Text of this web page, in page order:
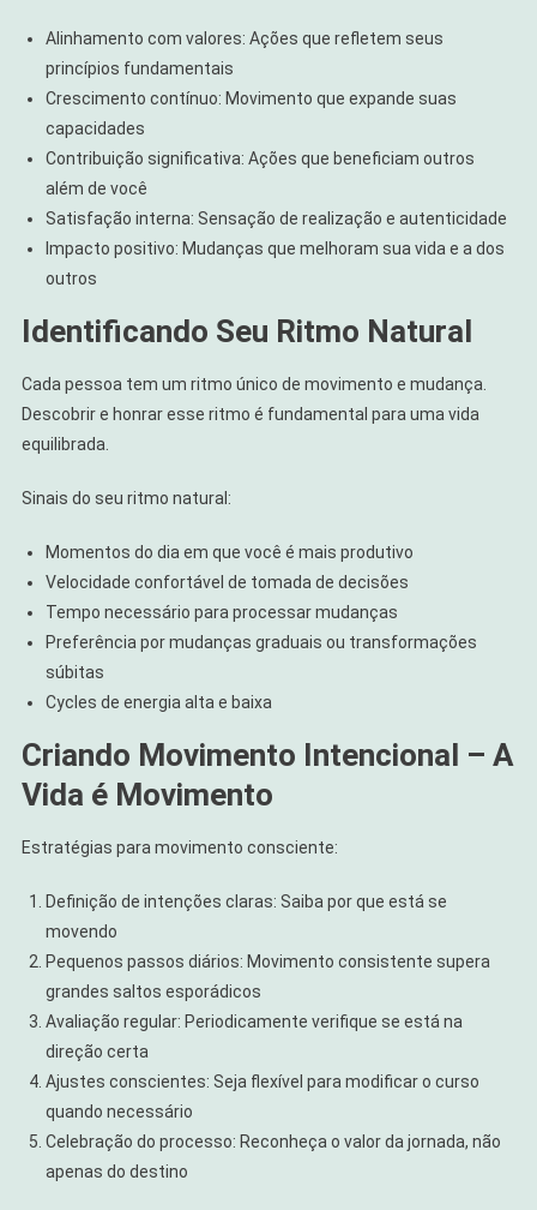
Alinhamento com valores: Ações que refletem seus
princípios fundamentais
Crescimento contínuo: Movimento que expande suas
capacidades
Contribuição significativa: Ações que beneficiam outros
além de você
Satisfação interna: Sensação de realização e autenticidade
Impacto positivo: Mudanças que melhoram sua vida e a dos
outros
Identificando Seu Ritmo Natural
Cada pessoa tem um ritmo único de movimento e mudança.
Descobrir e honrar esse ritmo é fundamental para uma vida
equilibrada.
Sinais do seu ritmo natural:
Momentos do dia em que você é mais produtivo
Velocidade confortável de tomada de decisões
Tempo necessário para processar mudanças
Preferência por mudanças graduais ou transformações
súbitas
Cycles de energia alta e baixa
Criando Movimento Intencional – A
Vida é Movimento
Estratégias para movimento consciente:
Definição de intenções claras: Saiba por que está se
movendo
Pequenos passos diários: Movimento consistente supera
grandes saltos esporádicos
Avaliação regular: Periodicamente verifique se está na
direção certa
Ajustes conscientes: Seja flexível para modificar o curso
quando necessário
Celebração do processo: Reconheça o valor da jornada, não
apenas do destino